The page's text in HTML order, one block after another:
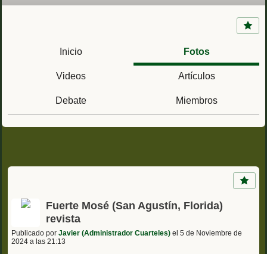
Fuerte Mosé (San Agustín, Florida) la primera
comunidad afroamericana libre en
Inicio Fotos
Videos Artículos
Debate Miembros
Fuerte Mosé (San Agustín, Florida)
revista
Publicado por Javier (Administrador Cuarteles) el 5 de Noviembre de
2024 a las 21:13